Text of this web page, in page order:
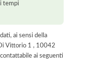
tempi
ai sensi della
Vittorio 1 , 10042
ai seguenti